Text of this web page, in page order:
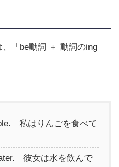
「be動詞 ＋ 動詞のing
私はりんごを食べて
彼女は水を飲んで